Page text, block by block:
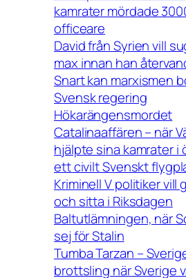
kamrater mördade
officeare
David från Syrien vill
max innan han
Snart kan marxismen
Svensk regering
Hökarängensmordet
Catalinaaffären – när
hjälpte sina kamrater
ett civilt Svenskt
Kriminell V politiker vill
och sitta i Riksdagen
Baltutlämningen, när
sej för Stalin
Tumba Tarzan –
brottsling när Sverige